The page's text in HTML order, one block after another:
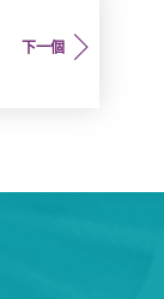
下一個